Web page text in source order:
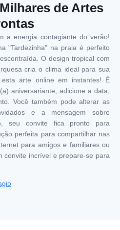
de Artes
a energia contagiante do verão!
"Tardezinha" na praia é perfeito
O design tropical com
cria o clima ideal para sua
esta arte online em instantes! É
aniversariante, adicione a data,
Você também pode alterar as
e a mensagem sobre
seu convite fica pronto para
perfeita para compartilhar nas
para amigos e familiares ou
convite incrível e prepare-se para